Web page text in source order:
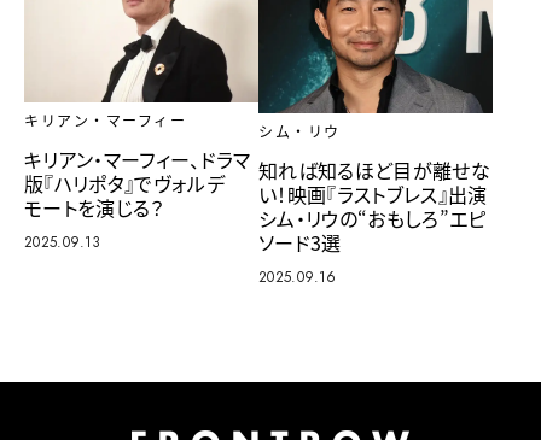
キリアン・マーフィー
キリアン・マーフィー、ドラマ
版『ハリポタ』でヴォルデ
モートを演じる？
2025.09.13
シム・リウ
知れば知るほど目が離せな
い！映画『ラストブレス』出演
シム・リウの“おもしろ”エピ
ソード3選
2025.09.16